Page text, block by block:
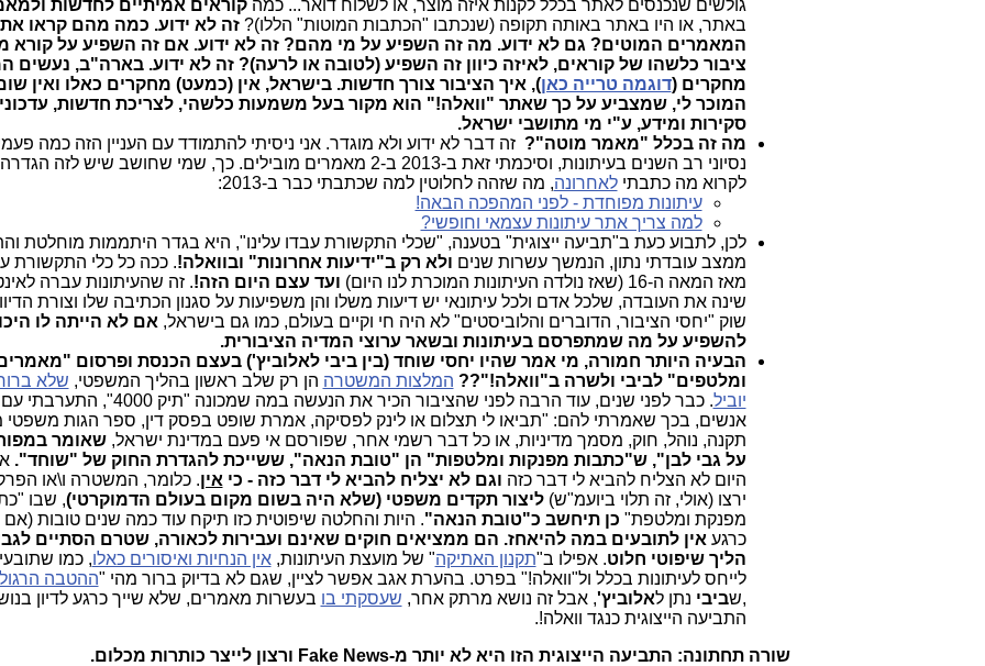
גולשים שנכנסים לאתר בכלל לקנות איזה מוצר, או לשלוח דואר... כמהקוראים אמיתיים לחדשות
באתר, או היו באתר באותה תקופה (שנכתבו "הכתבות המוטות" הללו)?זה לא ידוע. כמה מהם קראו את
המאמרים המוטים? גם לא ידוע. מה זה השפיע על מי מהם? זה לא ידוע. אם זה השפיע על קורא
ציבור כלשהו של קוראים, לאיזה כיוון זה השפיע (לטובה או לרעה)? זה לא ידוע. בארה"ב, נעשים
מחקרים (דוגמה טרייה כאן), איך הציבור צורך חדשות. בישראל, אין (כמעט) מחקרים כאלו ואין
המוכר לי, שמצביע על כך שאתר "וואלה!" הוא מקור בעל משמעות כלשהי, לצריכת חדשות,
סקירות ומידע, ע"י מי מתושבי ישראל.
מה זה בכלל "מאמר מוטה"?זה דבר לא ידוע ולא מוגדר. אני ניסיתי להתמודד עם העניין הזה כמה
נסיוני רב השנים בעיתונות, וסיכמתי זאת ב-2013 ב-2 מאמרים מובילים. כך, שמי שחושב שיש לזה
לקרוא מה כתבתילאחרונה, מה שזהה לחלוטין למה שכתבתי כבר ב-2013:
עיתונות מפוחדת - לפני המהפכה הבאה!
למה צריך אתר עיתונות עצמאי וחופשי?
לכן, לתבוע כעת ב"תביעה ייצוגית" בטענה, "שכלי התקשורת עבדו עלינו", היא בגדר היתממות מוחלטת
ממצב עובדתי נתון, הנמשך עשרות שנים ולא רק ב"ידיעות אחרונות" ובוואלה!. ככה כל כלי התקשורת
מאז המאה ה-16 (שאז נולדה העיתונות המוכרת לנו היום)
ועד עצם היום הזה!. זה שהעיתונות עברה
שינה את העובדה, שלכל אדם ולכל עיתונאי יש דיעות משלו והן משפיעות על סגנון הכתיבה שלו וצורת
שוק "יחסי הציבור, הדוברים והלוביסטים" לא היה חי וקיים בעולם, כמו גם בישראל, אם לא הייתה לו
להשפיע על מה שמתפרסם בעיתונות ובשאר ערוצי המדיה הציבורית.
הבעיה היותר חמורה, מי אמר שהיו יחסי שוחד (בין ביבי לאלוביץ') בעצם הכנסת ופרסום
ומלטפים" לביבי ולשרה ב"וואלה!"?? המלצות המשטרה הן רק שלב ראשון בהליך המשפטי, שלא
יוביל
. כבר לפני שנים, עוד הרבה לפני שהציבור הכיר את הנעשה במה
אנשים, בכך שאמרתי להם: "תביאו לי תצלום או לינק לפסיקה, אמרת שופט בפסק דין, ספר הגות משפטי
תקנה, נוהל, חוק, מסמך מדיניות, או כל דבר רשמי אחר, שפורסם אי פעם במדינת ישראל,שאומר
על גבי לבן", ש"כתבות מפנקות ומלטפות" הן "טובת הנאה", ששייכת להגדרת החוק של "שוחד".
היום לא הצליח להביא לי דבר כזה וגם לא יצליח להביא לי דבר כזה - כי אין. כלומר, המשטרה ו\או
ירצו (אולי, זה תלוי ביועמ"ש)ליצור תקדים משפטי (שלא היה בשום מקום בעולם הדמוקרטי), שבו
מפנקת ומלטפת" כן תיחשב כ"טובת הנאה". היות והחלטה שיפוטית כזו תיקח עוד כמה שנים טובות
כרגע אין לתובעים במה להיאחז. הם ממציאים חוקים שאינם ועבירות לכאורה, שטרם הסתיים
הליך שיפוטי חלוט. אפילו ב"תקנון האתיקה" של מועצת העיתונות,אין הנחיות ואיסורים כאלו, כמו
לייחס לעיתונות בכלל ול"וואלה!" בפרט. בהערת אגב אפשר לציין, שגם לא בדיוק ברור מהי "ההטבה
,שביבי נתן לאלוביץ', אבל זה נושא מרתק אחר, שעסקתי בו בעשרות מאמרים, שלא שייך כרגע לדיון
התביעה הייצוגית כנגד וואלה!.
שורה תחתונה: התביעה הייצוגית הזו היא לא יותר מ-Fake News ורצון לייצר כותרות מכלום.